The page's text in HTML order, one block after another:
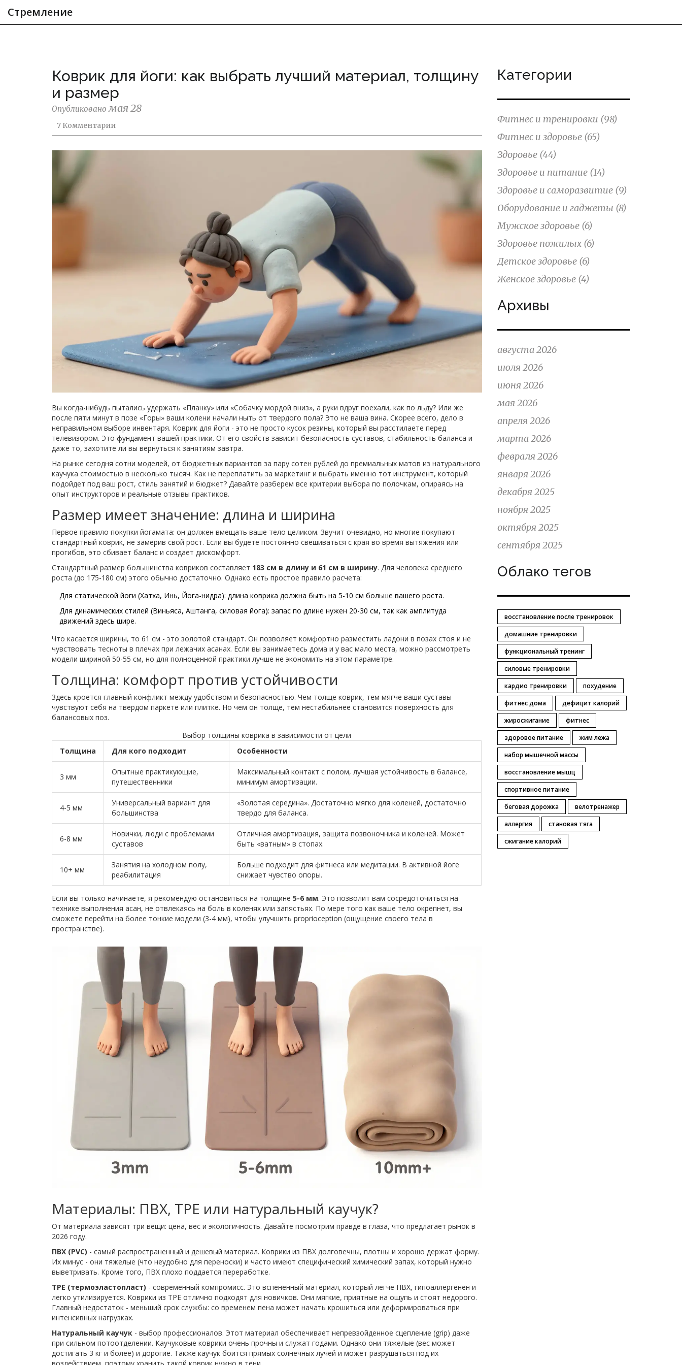
Стремление
Коврик для йоги: как выбрать лучший материал, толщину
и размер
Опубликовано мая 28
7 Комментарии
Вы когда-нибудь пытались удержать «Планку» или «Собачку мордой вниз», а руки вдруг поехали, как по льду? Или же
после пяти минут в позе «Горы» ваши колени начали ныть от твердого пола? Это не ваша вина. Скорее всего, дело в
неправильном выборе инвентаря. Коврик для йоги - это не просто кусок резины, который вы расстилаете перед
телевизором. Это фундамент вашей практики. От его свойств зависит безопасность суставов, стабильность баланса и
даже то, захотите ли вы вернуться к занятиям завтра.
На рынке сегодня сотни моделей, от бюджетных вариантов за пару сотен рублей до премиальных матов из натурального
каучука стоимостью в несколько тысяч. Как не переплатить за маркетинг и выбрать именно тот инструмент, который
подойдет под ваш рост, стиль занятий и бюджет? Давайте разберем все критерии выбора по полочкам, опираясь на
опыт инструкторов и реальные отзывы практиков.
Размер имеет значение: длина и ширина
Первое правило покупки йогамата: он должен вмещать ваше тело целиком. Звучит очевидно, но многие покупают
стандартный коврик, не замерив свой рост. Если вы будете постоянно свешиваться с края во время вытяжения или
прогибов, это сбивает баланс и создает дискомфорт.
Стандартный размер большинства ковриков составляет 183 см в длину и 61 см в ширину. Для человека среднего
роста (до 175-180 см) этого обычно достаточно. Однако есть простое правило расчета:
Для статической йоги (Хатха, Инь, Йога-нидра): длина коврика должна быть на 5-10 см больше вашего роста.
Для динамических стилей (Виньяса, Аштанга, силовая йога): запас по длине нужен 20-30 см, так как амплитуда
движений здесь шире.
Что касается ширины, то 61 см - это золотой стандарт. Он позволяет комфортно разместить ладони в позах стоя и не
чувствовать тесноты в плечах при лежачих асанах. Если вы занимаетесь дома и у вас мало места, можно рассмотреть
модели шириной 50-55 см, но для полноценной практики лучше не экономить на этом параметре.
Толщина: комфорт против устойчивости
Здесь кроется главный конфликт между удобством и безопасностью. Чем толще коврик, тем мягче ваши суставы
чувствуют себя на твердом паркете или плитке. Но чем он толще, тем нестабильнее становится поверхность для
балансовых поз.
Выбор толщины коврика в зависимости от цели
Толщина
Для кого подходит Особенности
3 мм
Опытные практикующие,
путешественники
Максимальный контакт с полом, лучшая устойчивость в балансе,
минимум амортизации.
4-5 мм
Универсальный вариант для
большинства
«Золотая середина». Достаточно мягко для коленей, достаточно
твердо для баланса.
6-8 мм
Новички, люди с проблемами
суставов
Отличная амортизация, защита позвоночника и коленей. Может
быть «ватным» в стопах.
10+ мм
Занятия на холодном полу,
реабилитация
Больше подходит для фитнеса или медитации. В активной йоге
снижает чувство опоры.
Если вы только начинаете, я рекомендую остановиться на толщине 5-6 мм. Это позволит вам сосредоточиться на
технике выполнения асан, не отвлекаясь на боль в коленях или запястьях. По мере того как ваше тело окрепнет, вы
сможете перейти на более тонкие модели (3-4 мм), чтобы улучшить proprioception (ощущение своего тела в
пространстве).
Материалы: ПВХ, TPE или натуральный каучук?
От материала зависят три вещи: цена, вес и экологичность. Давайте посмотрим правде в глаза, что предлагает рынок в
2026 году.
ПВХ (PVC) - самый распространенный и дешевый материал. Коврики из ПВХ долговечны, плотны и хорошо держат форму.
Их минус - они тяжелые (что неудобно для переноски) и часто имеют специфический химический запах, который нужно
выветривать. Кроме того, ПВХ плохо поддается переработке.
TPE (термоэластопласт) - современный компромисс. Это вспененный материал, который легче ПВХ, гипоаллергенен и
легко утилизируется. Kоврики из TPE отлично подходят для новичков. Они мягкие, приятные на ощупь и стоят недорого.
Главный недостаток - меньший срок службы: со временем пена может начать крошиться или деформироваться при
интенсивных нагрузках.
Натуральный каучук - выбор профессионалов. Этот материал обеспечивает непревзойденное сцепление (grip) даже
при сильном потоотделении. Каучуковые коврики очень прочны и служат годами. Однако они тяжелые (вес может
достигать 3 кг и более) и дорогие. Также каучук боится прямых солнечных лучей и может разрушаться под их
Категории
Фитнес и тренировки (98)
Фитнес и здоровье (65)
Здоровье (44)
Здоровье и питание (14)
Здоровье и саморазвитие (9)
Оборудование и гаджеты (8)
Мужское здоровье (6)
Здоровье пожилых (6)
Детское здоровье (6)
Женское здоровье (4)
Архивы
августа 2026
июля 2026
июня 2026
мая 2026
апреля 2026
марта 2026
февраля 2026
января 2026
декабря 2025
ноября 2025
октября 2025
сентября 2025
Облако тегов
восстановление после тренировок
домашние тренировки
функциональный тренинг
силовые тренировки
кардио тренировки
похудение
фитнес дома
дефицит калорий
жиросжигание
фитнес
здоровое питание
жим лежа
набор мышечной массы
восстановление мышц
спортивное питание
беговая дорожка
велотренажер
аллергия
становая тяга
сжигание калорий